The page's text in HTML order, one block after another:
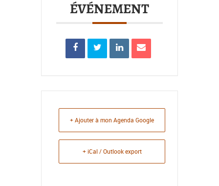
ÉVÉNEMENT
+ Ajouter à mon Agenda Google
+ iCal / Outlook export